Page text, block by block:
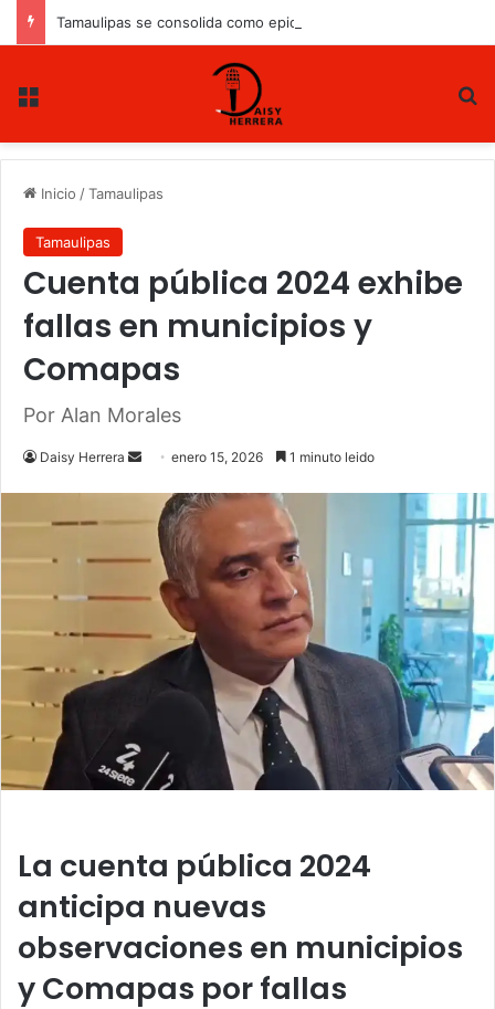
Inicio /Tamaulipas
Tamaulipas
Cuenta pública 2024 exhibe
fallas en municipios y
Comapas
Por Alan Morales
Daisy Herrera
a
m
a
enero 15, 2026 1 minuto leido
La cuenta pública 2024
anticipa nuevas
observaciones en municipios
y Comapas por fallas